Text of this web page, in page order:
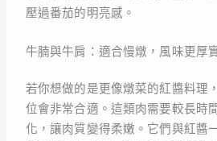
壓過番茄的明亮感。
牛腩與牛肩：適合慢燉，風味更厚
若你想做的是更像燉菜的紅醬料理
位會非常合適。這類肉需要較長時
化，讓肉質變得柔嫩。它們與紅醬